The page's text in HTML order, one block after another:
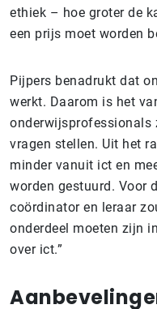
ethiek – hoe groter de
een prijs moet worden
Pijpers benadrukt dat
werkt. Daarom is het
onderwijsprofessionals
vragen stellen. Uit het
minder vanuit ict en
worden gestuurd. Voor
coördinator en leraar
onderdeel moeten zijn
over ict.”